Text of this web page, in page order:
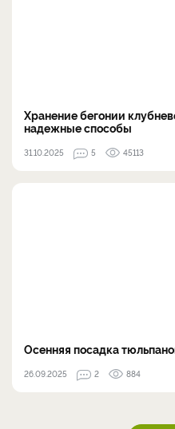
Хранение бегонии
надежные способы
31.10.2025 5 45113
Осенняя посадка
26.09.2025 2 884